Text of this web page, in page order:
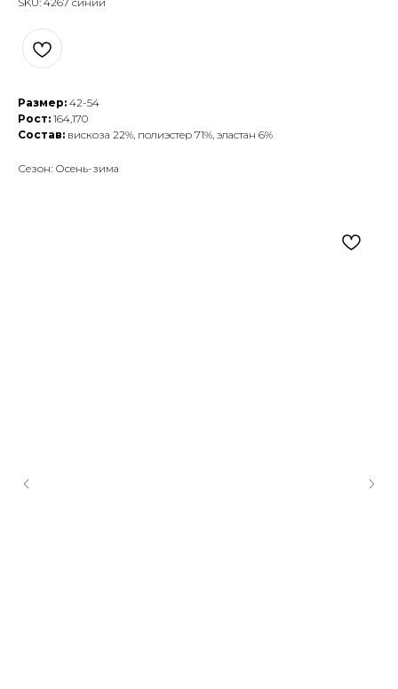
Размер: 42-54
Рост: 164,170
Состав: вискоза 22%, полиэстер 71%, эластан 6%
Сезон: Осень-зима